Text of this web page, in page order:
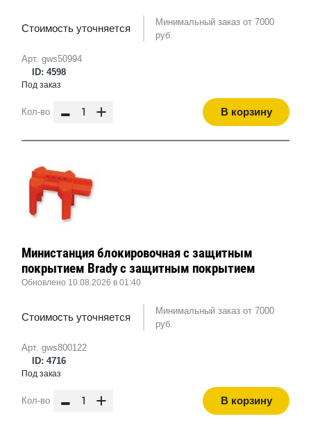
Арт. gws50994
ID: 4598
Стоимость уточняется
Минимальный заказ от 7000
руб.
Под заказ
Кол-во - + В корзину
Арт. gws800122
ID: 4716
Министанция блокировочная с защитным
покрытием Brady с защитным покрытием
Обновлено 10.08.2026 в 01:40
Стоимость уточняется
Минимальный заказ от 7000
руб.
Под заказ
Кол-во - + В корзину